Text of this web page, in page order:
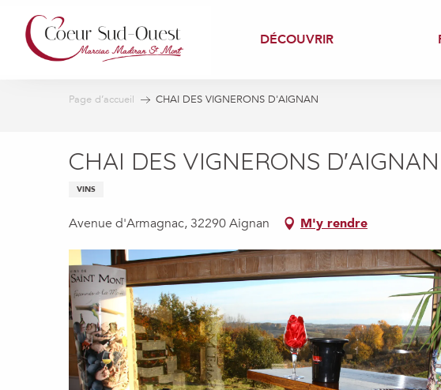
contenu
principal
DÉCOUVRIR
Page d’accueil CHAI DES VIGNERONS D'AIGNAN
CHAI DES VIGNERONS D'AIGNAN
VINS
Avenue d'Armagnac, 32290 Aignan M'y rendre